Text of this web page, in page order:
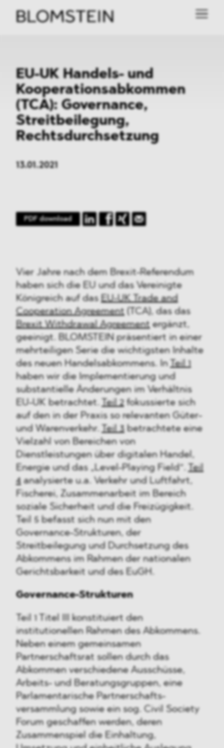
EU-UK Handels- und
Kooperationsabkommen
(TCA): Governance,
Streitbeilegung,
Rechtsdurchsetzung
13.01.2021
PDF download
Vier Jahre nach dem Brexit-Referendum
haben sich die EU und das Vereinigte
Königreich auf das EU-UK Trade and
Cooperation Agreement(TCA), das das
Brexit Withdrawal Agreementergänzt,
geeinigt. BLOMSTEIN präsentiert in einer
mehrteiligen Serie die wichtigsten Inhalte
des neuen Handelsabkommens. InTeil 1
haben wir die Implementierung und
substantielle Änderungen im Verhältnis
EU-UK betrachtet.Teil 2fokussierte sich
auf den in der Praxis so relevanten Güter-
und Warenverkehr.Teil 3 betrachtete eine
Vielzahl von Bereichen von
Dienstleistungen über digitalen Handel,
Energie und das „Level-Playing Field“.Teil
4analysierte u.a. Verkehr und Luftfahrt,
Fischerei, Zusammenarbeit im Bereich
soziale Sicherheit und die Freizügigkeit.
Teil 5 befasst sich nun mit den
Governance-Strukturen, der
Streitbeilegung und Durchsetzung des
Abkommens im Rahmen der nationalen
Gerichtsbarkeit und des EuGH.
Governance-Strukturen
Teil 1 Titel III konstituiert den
institutionellen Rahmen des Abkommens.
Neben einem gemeinsamen
Partnerschaftsrat sollen durch das
Abkommen verschiedene Ausschüsse,
Arbeits- und Beratungsgruppen, eine
Parlamentarische Partnerschafts-
versammlung sowie ein sog. Civil Society
Forum geschaffen werden, deren
Zusammenspiel die Einhaltung,